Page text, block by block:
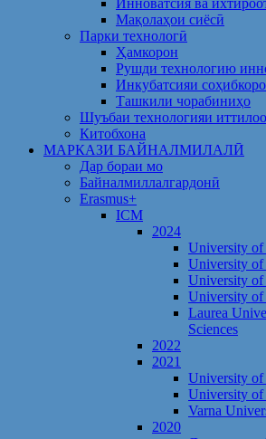
Инноватсия ва
Мақолаҳои сиёсӣ
Парки технологӣ
Ҳамкорон
Рушди технологию
Инкубатсияи
Ташкили чорабиниҳо
Шуъбаи технологияи
Китобхона
МАРКАЗИ БАЙНАЛМИЛАЛӢ
Дар бораи мо
Байналмиллалгардонӣ
Erasmus+
ICM
2024
University of
University of
University of
University of
Laurea
Sciences
2022
2021
University of
University of
Varna
2020